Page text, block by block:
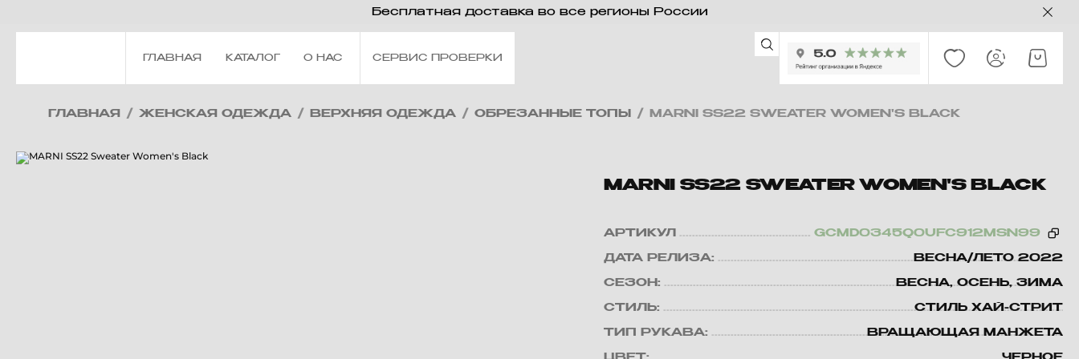
Бесплатная доставка во все регионы России
ГЛАВНАЯ КАТАЛОГ О НАС СЕРВИС ПРОВЕРКИ
ГЛАВНАЯ / ЖЕНСКАЯ ОДЕЖДА / ВЕРХНЯЯ ОДЕЖДА / ОБРЕЗАННЫЕ ТОПЫ / MARNI SS22 SWEATER WOMEN'S BLACK
MARNI SS22 SWEATER WOMEN'S BLACK
АРТИКУЛ GCMD0345Q0UFC912MSN99
ДАТА РЕЛИЗА: ВЕСНА/ЛЕТО 2022
СЕЗОН: ВЕСНА, ОСЕНЬ, ЗИМА
СТИЛЬ: СТИЛЬ ХАЙ-СТРИТ
ТИП РУКАВА: ВРАЩАЮЩАЯ МАНЖЕТА